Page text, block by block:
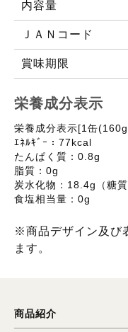
内容量
ＪＡＮコード
賞味期限
栄養成分表示
栄養成分表示[1缶
ｴﾈﾙｷﾞｰ：77kcal
たんぱく質：0.8g
脂質：0g
炭水化物：18.4g（糖
食塩相当量：0g
※商品デザイン及び
ます。
商品紹介